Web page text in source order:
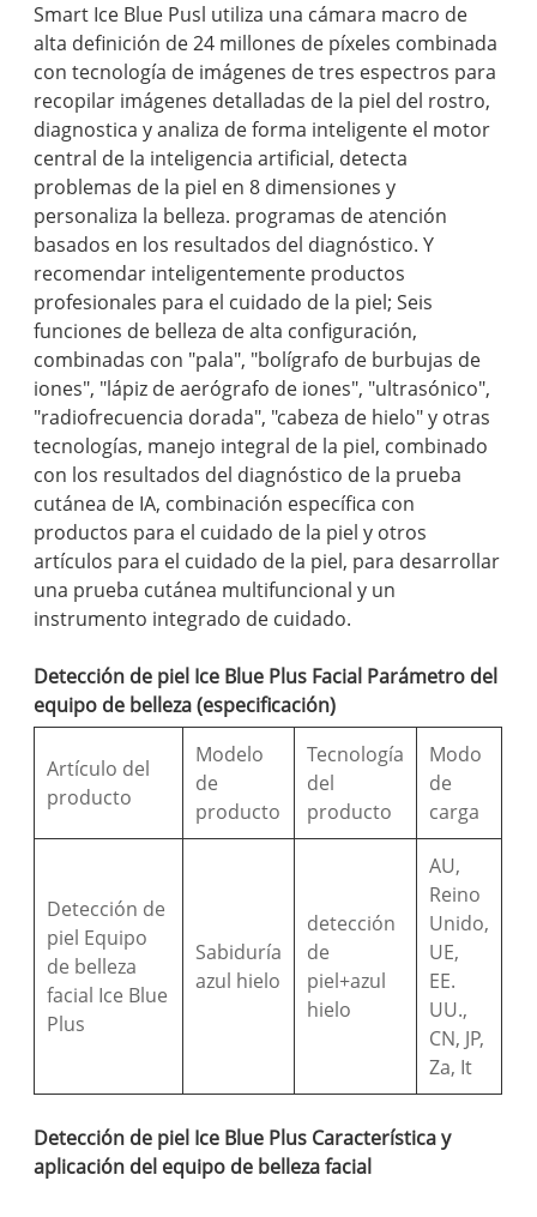
Smart Ice Blue Pusl utiliza una cámara macro de
alta definición de 24 millones de píxeles combinada
con tecnología de imágenes de tres espectros para
recopilar imágenes detalladas de la piel del rostro,
diagnostica y analiza de forma inteligente el motor
central de la inteligencia artificial, detecta
problemas de la piel en 8 dimensiones y
personaliza la belleza. programas de atención
basados ​​en los resultados del diagnóstico. Y
recomendar inteligentemente productos
profesionales para el cuidado de la piel; Seis
funciones de belleza de alta configuración,
combinadas con "pala", "bolígrafo de burbujas de
iones", "lápiz de aerógrafo de iones", "ultrasónico",
"radiofrecuencia dorada", "cabeza de hielo" y otras
tecnologías, manejo integral de la piel, combinado
con los resultados del diagnóstico de la prueba
cutánea de IA, combinación específica con
productos para el cuidado de la piel y otros
artículos para el cuidado de la piel, para desarrollar
una prueba cutánea multifuncional y un
instrumento integrado de cuidado.
Detección de piel Ice Blue Plus Facial Parámetro del
equipo de belleza (especificación)
Artículo del
producto
Modelo
de
producto
Tecnología
del
producto
Modo
de
carga
Detección de
piel Equipo
de belleza
facial Ice Blue
Plus
Sabiduría
azul hielo
detección
de
piel+azul
hielo
AU,
Reino
Unido,
UE,
EE.
UU.,
CN, JP,
Za, It
Detección de piel Ice Blue Plus Característica y
aplicación del equipo de belleza facial